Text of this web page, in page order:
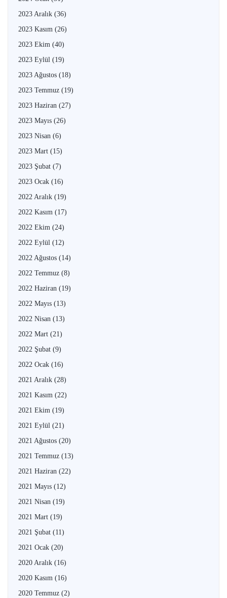
2023 Aralık (36)
2023 Kasım (26)
2023 Ekim (40)
2023 Eylül (19)
2023 Ağustos (18)
2023 Temmuz (19)
2023 Haziran (27)
2023 Mayıs (26)
2023 Nisan (6)
2023 Mart (15)
2023 Şubat (7)
2023 Ocak (16)
2022 Aralık (19)
2022 Kasım (17)
2022 Ekim (24)
2022 Eylül (12)
2022 Ağustos (14)
2022 Temmuz (8)
2022 Haziran (19)
2022 Mayıs (13)
2022 Nisan (13)
2022 Mart (21)
2022 Şubat (9)
2022 Ocak (16)
2021 Aralık (28)
2021 Kasım (22)
2021 Ekim (19)
2021 Eylül (21)
2021 Ağustos (20)
2021 Temmuz (13)
2021 Haziran (22)
2021 Mayıs (12)
2021 Nisan (19)
2021 Mart (19)
2021 Şubat (11)
2021 Ocak (20)
2020 Aralık (16)
2020 Kasım (16)
2020 Temmuz (2)